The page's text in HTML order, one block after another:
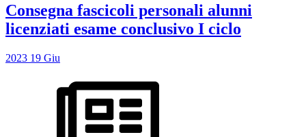
Consegna fascicoli personali alunni
licenziati esame conclusivo I ciclo
2023 19 Giu